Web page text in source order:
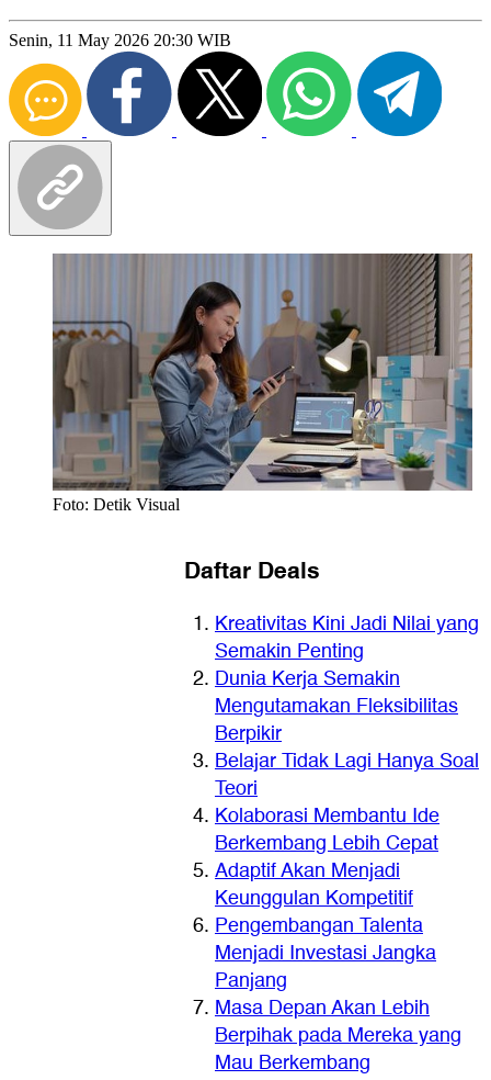
Senin, 11 May 2026 20:30 WIB
Foto: Detik Visual
Daftar Deals
Kreativitas Kini Jadi Nilai yang
Semakin Penting
Dunia Kerja Semakin
Mengutamakan Fleksibilitas
Berpikir
Belajar Tidak Lagi Hanya Soal
Teori
Kolaborasi Membantu Ide
Berkembang Lebih Cepat
Adaptif Akan Menjadi
Keunggulan Kompetitif
Pengembangan Talenta
Menjadi Investasi Jangka
Panjang
Masa Depan Akan Lebih
Berpihak pada Mereka yang
Mau Berkembang